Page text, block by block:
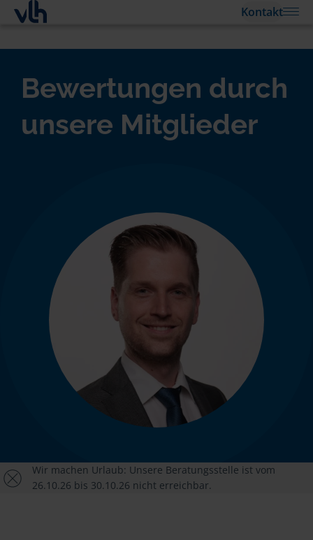
Kontakt
Bewertungen durch
unsere Mitglieder
Wir machen Urlaub: Unsere Beratungsstelle ist vom
26.10.26 bis 30.10.26 nicht erreichbar.